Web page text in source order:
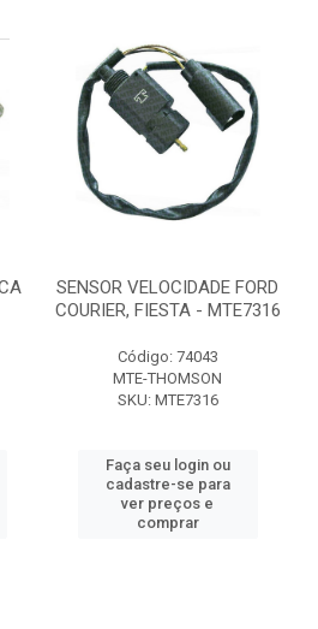
SENSOR VELOCIDADE FORD
COURIER, FIESTA - MTE7316
Código: 74043
MTE-THOMSON
SKU: MTE7316
Faça seu login ou
cadastre-se para
ver preços e
comprar